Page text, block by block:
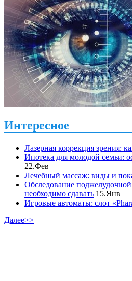
Интересное
Лазерная коррекция зрения:
Ипотека для молодой семьи:
22.Фев
Лечебный массаж: виды и
Обследование
необходимо сдавать 15.Янв
Игровые автоматы: слот
Далее>>